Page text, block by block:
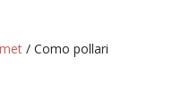
/ Como pollari